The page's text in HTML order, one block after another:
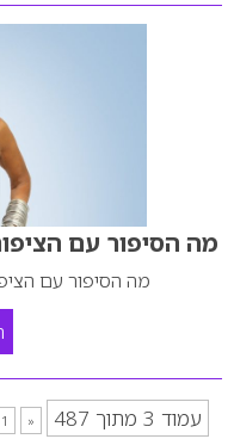
מה הסיפור עם
מה הסיפור עם
עמוד 3 מתוך 487 «
1